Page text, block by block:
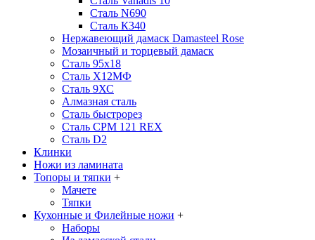
Сталь N690
Сталь К340
Нержавеющий дамаск Damasteel Rose
Мозаичный и торцевый дамаск
Сталь 95х18
Сталь Х12МФ
Сталь 9ХС
Алмазная сталь
Сталь быстрорез
Сталь CPM 121 REX
Сталь D2
Клинки
Ножи из ламината
Топоры и тяпки +
Мачете
Тяпки
Кухонные и Филейные ножи +
Наборы